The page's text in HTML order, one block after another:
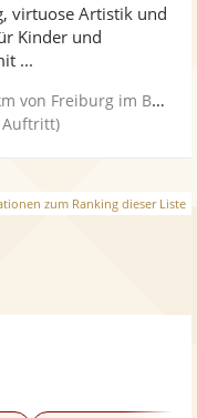
Fotos
5
virtuose Artistik und
Kinder und
...
von Freiburg im Breisgau
Auftritt)
zum Ranking dieser Liste